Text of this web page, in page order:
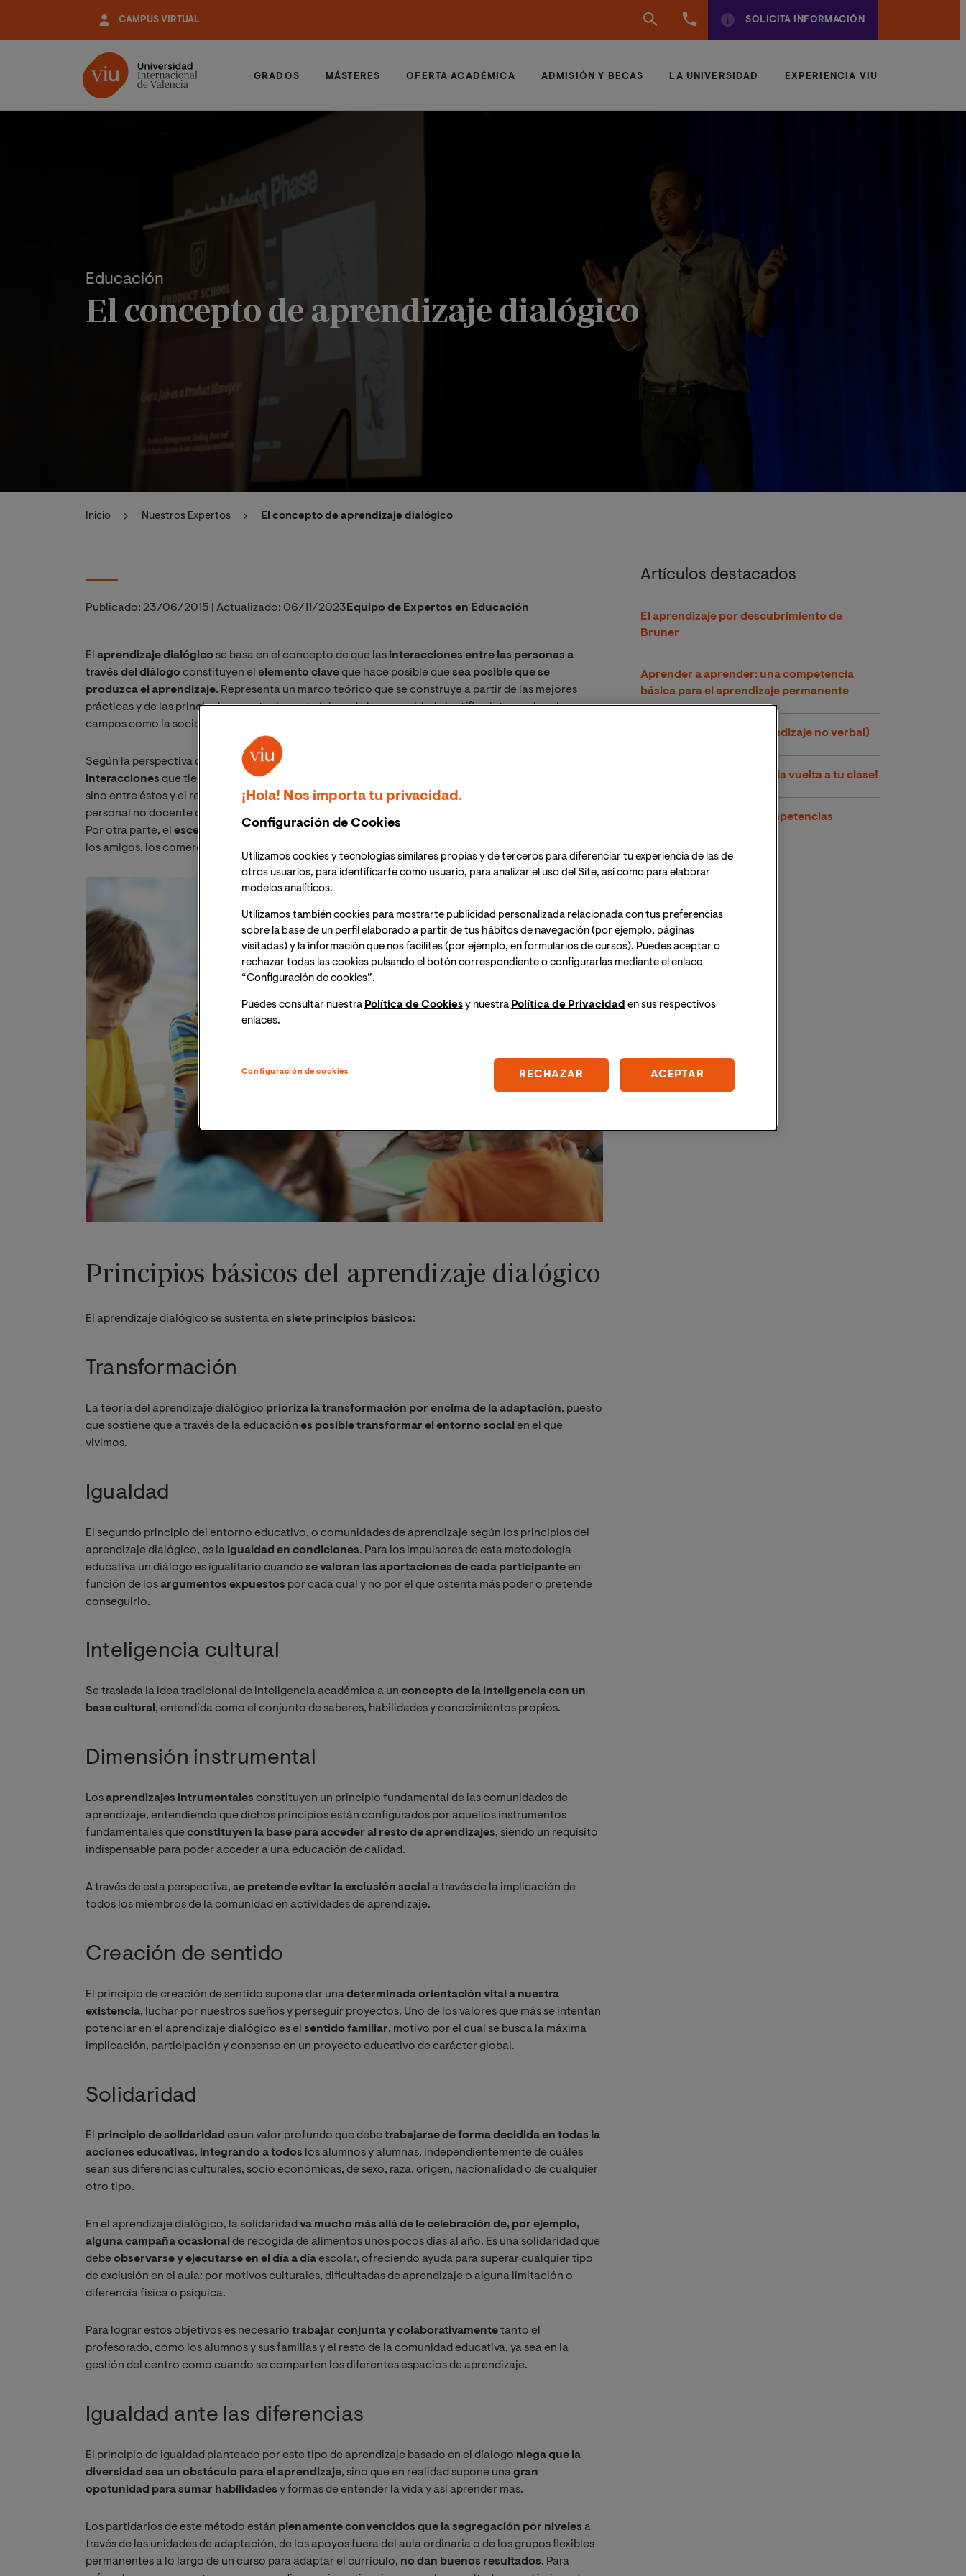
contenido
CAMPUS VIRTUAL
960
SOLICITA INFORMACIÓN
GRADOS MÁSTERES OFERTA ACADÉMICA ADMISIÓN Y BECAS LA UNIVERSIDAD EXPERIENCIA VIU
Educación
El concepto de aprendizaje dialógico
Inicio Nuestros Expertos El concepto de aprendizaje dialógico
Publicado: 23/06/2015 Actualizado: 06/11/2023 Equipo de Expertos en Educación
El aprendizaje dialógicose basa en el concepto de que las interacciones entre las personas a
través del diálogoconstituyen el elemento claveque hace posible quesea posible que se
produzca el aprendizaje. Representa un marco teórico que se construye a partir de las mejores
prácticas y de las principales aportaciones teóricas de la comunidad científica internacional, en
campos como la sociología, la psicología o la pedagogía.
Según la perspectiva del aprendizaje dialógico,
interacciones que tienen lugar no sólo entre el alumnado y el profesorado en el contexto de la clase,
sino entre éstos y el resto de personas que participan de alguna forma en el centro: voluntarios,
personal no docente o miembro de grupos interactivos que conforman tertulias o comisiones mixtas.
Por otra parte, el escenario de estas interacciones no es únicamente el centro
los amigos, los comercios, las instituciones deportivas, etc.
Principios básicos del aprendizaje dialógico
El aprendizaje dialógico se sustenta en siete principios básicos:
Transformación
La teoría del aprendizaje dialógico prioriza la transformación por encima de la adaptación, puesto
que sostiene que a través de la educación es posible transformar el entorno social en el que
vivimos.
Igualdad
El segundo principio del entorno educativo, o comunidades de aprendizaje según los principios del
aprendizaje dialógico, es la igualdad en condiciones. Para los impulsores de esta metodología
educativa un diálogo es igualitario cuando se valoran las aportaciones de cada participanteen
función de losargumentos expuestos por cada cual y no por el que ostenta más poder o pretende
conseguirlo.
Inteligencia cultural
Se traslada la idea tradicional de inteligencia académica a un concepto de la inteligencia con un
base cultural, entendida como el conjunto de saberes, habilidades y conocimientos propios.
Dimensión instrumental
Losaprendizajes intrumentales constituyen un principio fundamental de las comunidades de
aprendizaje, entendiendo que dichos principios están configurados por aquellos instrumentos
fundamentales queconstituyen la base para acceder al resto de aprendizajes, siendo un requisito
indispensable para poder acceder a una educación de calidad.
A través de esta perspectiva, se pretende evitar la exclusión social a través de la implicación de
todos los miembros de la comunidad en actividades de aprendizaje.
Creación de sentido
El principio de creación de sentido supone dar unadeterminada orientación vital a nuestra
existencia, luchar por nuestros sueños y perseguir proyectos. Uno de los valores que más se intentan
potenciar en el aprendizaje dialógico es el sentido familiar, motivo por el cual se busca la máxima
implicación, participación y consenso en un proyecto educativo de carácter global.
Solidaridad
El principio de solidaridad es un valor profundo que debetrabajarse de forma decidida en todas la
acciones educativas, integrando a todos los alumnos y alumnas, independientemente de cuáles
sean sus diferencias culturales, socio económicas, de sexo, raza, origen, nacionalidad o de cualquier
otro tipo.
En el aprendizaje dialógico, la solidaridadva mucho más allá de le celebración de, por ejemplo,
alguna campaña ocasionalde recogida de alimentos unos pocos días al año. Es una solidaridad que
debeobservarse y ejecutarse en el día a díaescolar, ofreciendo ayuda para superar cualquier tipo
de exclusión en el aula: por motivos culturales, dificultadas de aprendizaje o alguna limitación o
diferencia física o psíquica.
Para lograr estos objetivos es necesario trabajar conjunta y colaborativamentetanto el
profesorado, como los alumnos y sus familias y el resto de la comunidad educativa, ya sea en la
gestión del centro como cuando se comparten los diferentes espacios de aprendizaje.
Igualdad ante las diferencias
El principio de igualdad planteado por este tipo de aprendizaje basado en el díalogo niega que la
diversidad sea un obstáculo para el aprendizaje, sino que en realidad supone unagran
opotunidad para sumar habilidades y formas de entender la vida y así aprender mas.
Los partidarios de este método están plenamente convencidos que la segregación por niveles a
través de las unidades de adaptación, de los apoyos fuera del aula ordinaria o de los grupos flexibles
permanentes a lo largo de un curso para adaptar el currículo, no dan buenos resultados. Para
Artículos destacados
El aprendizaje por descubrimiento de
Bruner
Aprender a aprender: una competencia
básica para el aprendizaje permanente
TANV (Trastorno de aprendizaje no verbal)
Flipped Classroom: ¡Dale la vuelta a tu clase!
Cinco ventajas de las competencias
¡Hola! Nos importa tu privacidad.
Configuración de Cookies
Utilizamos cookies y tecnologías similares propias y de terceros para diferenciar tu experiencia de las de
otros usuarios, para identificarte como usuario, para analizar el uso del Site, así como para elaborar
modelos analíticos.
Utilizamos también cookies para mostrarte publicidad personalizada relacionada con tus preferencias
sobre la base de un perfil elaborado a partir de tus hábitos de navegación (por ejemplo, páginas
visitadas) y la información que nos facilites (por ejemplo, en formularios de cursos). Puedes aceptar o
rechazar todas las cookies pulsando el botón correspondiente o configurarlas mediante el enlace
“Configuración de cookies”.
Puedes consultar nuestra Política de Cookiesy nuestra Política de Privacidad en sus respectivos
enlaces.
Configuración de cookies RECHAZAR ACEPTAR